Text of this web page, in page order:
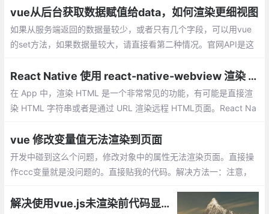
触发页面渲染。下面就整理一些出现这种情
况的场景以及解决办法。
vue从后台获取数据赋值给data，如何渲染更细视图
如果从服务端返回的数据量较少，或者只有几个字段，可以用vue
的set方法，如果数据量较大，请直接看第二种情况。官网API是这
React Native 使用 react-native-webview 渲染 HTML
在 App 中，渲染 HTML 是一个非常常见的功能，有可能是直接渲
染 HTML 字符串或者是通过 URL 渲染远程 HTML页面。React Na
vue 修改变量值无法渲染到页面
开发中碰到这么个问题，修改对象中的属性无法渲染页面。直接操
作ccc变量就是没问题的。直接贴我的代码。解决方法一：注意，
解决使用vue.js未渲染前代码显示问题